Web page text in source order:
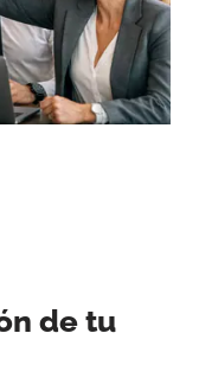
de tu